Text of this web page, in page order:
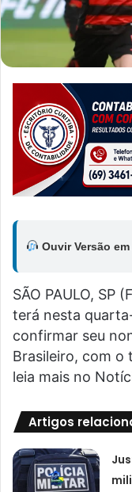
Ouvir Versão
SÃO PAULO, SP
terá nesta
confirmar seu
Brasileiro, com o
leia mais no
Artigos